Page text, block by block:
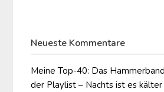
Neueste Kommentare
Meine Top-40: Das
der Playlist – Nachts ist es